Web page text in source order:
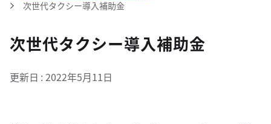
次世代タクシー導入補助金
次世代タクシー導入補助金
更新日 2022年5月11日